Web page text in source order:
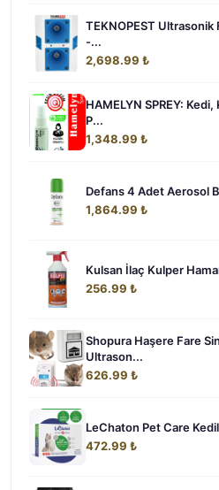
TEKNOPEST
-...
2,698.99 ₺
HAMELYN SPREY:
P...
1,348.99 ₺
Defans 4 Adet Aerosol
1,864.99 ₺
Kulsan İlaç Kulper
256.99 ₺
Shopura Haşere Fare
Ultrason...
626.99 ₺
LeChaton Pet Care
472.99 ₺